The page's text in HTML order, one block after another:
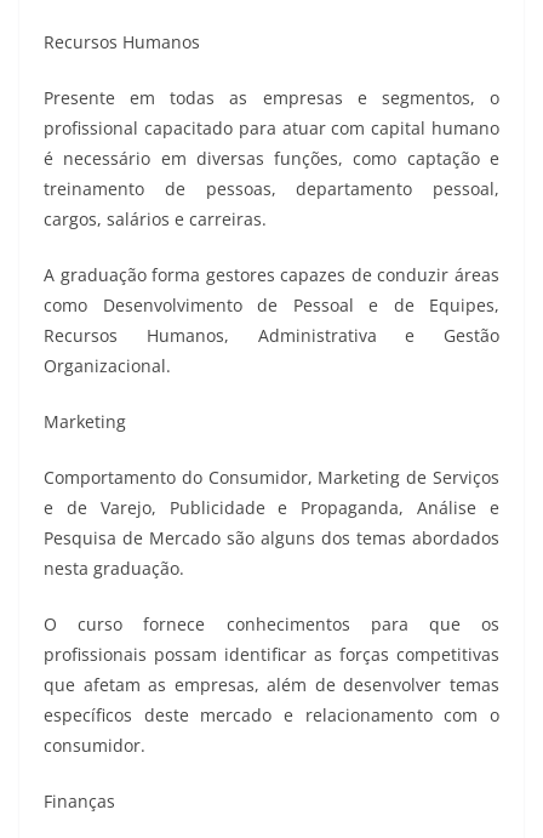
Recursos Humanos
Presente em todas as empresas e segmentos, o
profissional capacitado para atuar com capital humano
é necessário em diversas funções, como captação e
treinamento de pessoas, departamento pessoal,
cargos, salários e carreiras.
A graduação forma gestores capazes de conduzir áreas
como Desenvolvimento de Pessoal e de Equipes,
Recursos Humanos, Administrativa e Gestão
Organizacional.
Marketing
Comportamento do Consumidor, Marketing de Serviços
e de Varejo, Publicidade e Propaganda, Análise e
Pesquisa de Mercado são alguns dos temas abordados
nesta graduação.
O curso fornece conhecimentos para que os
profissionais possam identificar as forças competitivas
que afetam as empresas, além de desenvolver temas
específicos deste mercado e relacionamento com o
consumidor.
Finanças